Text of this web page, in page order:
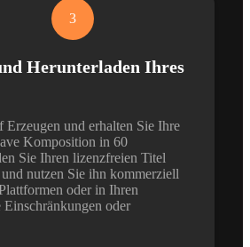
3
Herunterladen Ihres
und erhalten Sie Ihre
Komposition in 60
Sie Ihren lizenzfreien Titel
nutzen Sie ihn kommerziell
oder in Ihren
Einschränkungen oder